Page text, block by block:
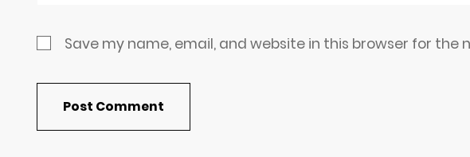
Save my name, email, and website in this browser for the